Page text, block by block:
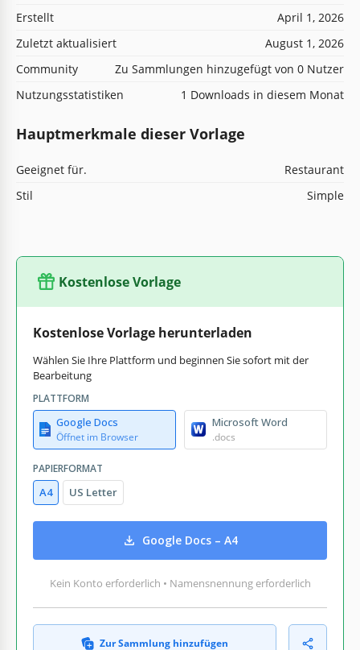
Erstellt
April 1, 2026
Zuletzt aktualisiert
August 1, 2026
Community
Zu Sammlungen hinzugefügt von 0 Nutzer
Nutzungsstatistiken
1 Downloads in diesem Monat
Hauptmerkmale dieser Vorlage
Geeignet für.
Restaurant
Stil
Simple
Kostenlose Vorlage
Kostenlose Vorlage herunterladen
Wählen Sie Ihre Plattform und beginnen Sie sofort mit der
Bearbeitung
PLATTFORM
Google Docs
Öffnet im Browser
Microsoft Word
.docs
PAPIERFORMAT
A4 US Letter
Google Docs – A4
Kein Konto erforderlich • Namensnennung erforderlich
Zur Sammlung hinzufügen